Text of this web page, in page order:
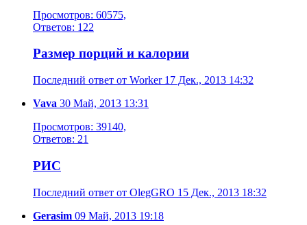
Просмотров: 60575,
Ответов: 122
Размер порций и калории
Последний ответ от Worker 17 Дек., 2013 14:32
Vava 30 Май, 2013 13:31
Просмотров: 39140,
Ответов: 21
РИС
Последний ответ от OlegGRO 15 Дек., 2013 18:32
Gerasim 09 Май, 2013 19:18